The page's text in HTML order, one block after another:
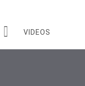
VIDEOS